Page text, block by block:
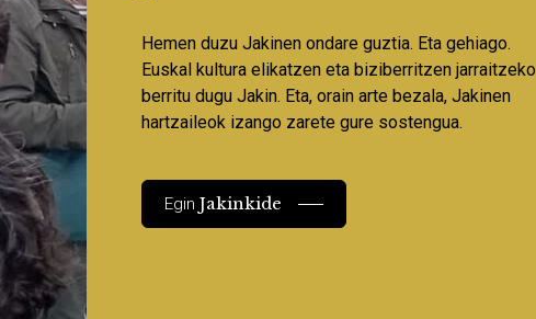
Hemen duzu Jakinen ondare guztia. Eta gehiago.
Euskal kultura elikatzen eta biziberritzen jarraitzeko
berritu dugu Jakin. Eta, orain arte bezala, Jakinen
hartzaileok izango zarete gure sostengua.
EginJakinkide